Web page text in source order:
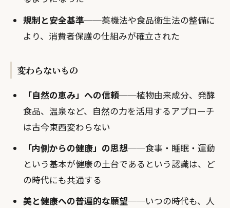
規制と安全基準──薬機法や食品衛生法の整備に
より、消費者保護の仕組みが確立された
変わらないもの
「自然の恵み」への信頼──植物由来成分、発酵
食品、温泉など、自然の力を活用するアプローチ
は古今東西変わらない
「内側からの健康」の思想──食事・睡眠・運動
という基本が健康の土台であるという認識は、ど
の時代にも共通する
美と健康への普遍的な願望──いつの時代も、人